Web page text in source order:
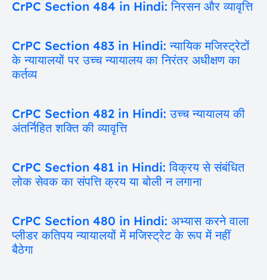
CrPC Section 484 in Hindi: निरसन और व्यावृत्ति
CrPC Section 483 in Hindi: न्यायिक मजिस्ट्रेटों
के न्यायालयों पर उच्च न्यायालय का निरंतर अधीक्षण का
कर्तव्य
CrPC Section 482 in Hindi: उच्च न्यायालय की
अंतर्निहित शक्ति की व्यावृत्ति
CrPC Section 481 in Hindi: विक्रय से संबंधित
लोक सेवक का संपत्ति क्रय या बोली न लगाना
CrPC Section 480 in Hindi: अभ्यास करने वाला
प्लीडर कतिपय न्यायालयों में मजिस्ट्रेट के रूप में नहीं
बैठेगा